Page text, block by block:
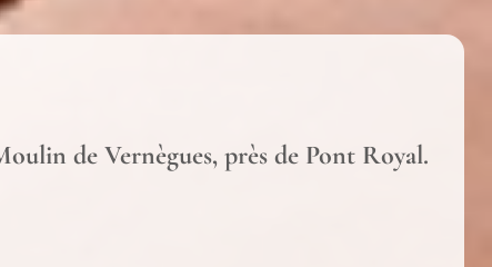
de Vernègues, près de Pont Royal.